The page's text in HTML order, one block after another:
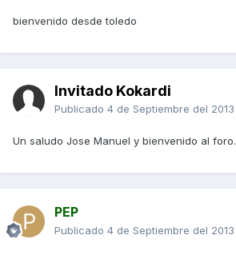
bienvenido desde toledo
Invitado Kokardi
Publicado 4 de Septiembre del 2013
Un saludo Jose Manuel y bienvenido al foro.
PEP
Publicado 4 de Septiembre del 2013